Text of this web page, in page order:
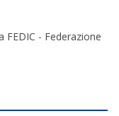
FEDIC - Federazione